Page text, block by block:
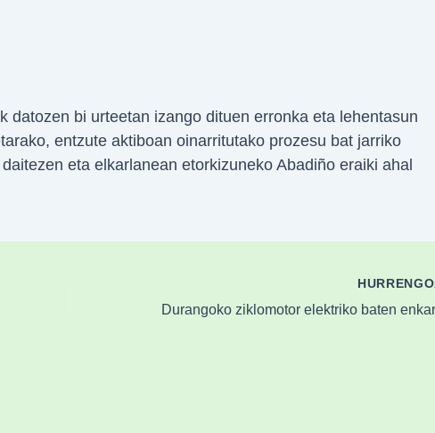
datozen bi urteetan izango dituen erronka eta lehentasun
entzute aktiboan oinarritutako prozesu bat jarriko
eta elkarlanean etorkizuneko Abadiño eraiki ahal